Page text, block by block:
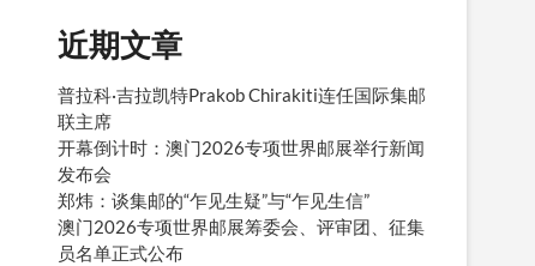
近期文章
普拉科·吉拉凯特Prakob Chirakiti连任国际集邮
联主席
开幕倒计时：澳门2026专项世界邮展举行新闻
发布会
郑炜：谈集邮的“乍见生疑”与“乍见生信”
澳门2026专项世界邮展筹委会、评审团、征集
员名单正式公布